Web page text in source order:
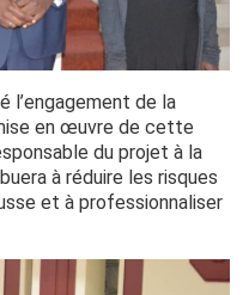
l’engagement de la
en œuvre de cette
du projet à la
à réduire les risques
et à professionnaliser